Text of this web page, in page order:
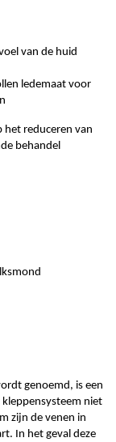
van de huid
ledemaat voor
het reduceren van
behandel
genoemd, is een
niet
zijn de venen in
In het geval deze